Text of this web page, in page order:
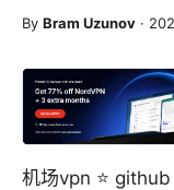
By Bram Uzunov ·
机场vpn ⭐